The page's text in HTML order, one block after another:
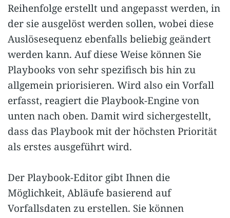
Reihenfolge erstellt und angepasst werden, in
der sie ausgelöst werden sollen, wobei diese
Auslösesequenz ebenfalls beliebig geändert
werden kann. Auf diese Weise können Sie
Playbooks von sehr spezifisch bis hin zu
allgemein priorisieren. Wird also ein Vorfall
erfasst, reagiert die Playbook-Engine von
unten nach oben. Damit wird sichergestellt,
dass das Playbook mit der höchsten Priorität
als erstes ausgeführt wird.
Der Playbook-Editor gibt Ihnen die
Möglichkeit, Abläufe basierend auf
Vorfallsdaten zu erstellen. Sie können